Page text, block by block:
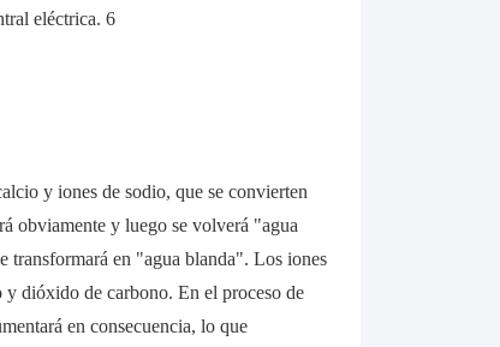
y iones de sodio, que se convierten
obviamente y luego se volverá "agua
transformará en "agua blanda". Los iones
dióxido de carbono. En el proceso de
en consecuencia, lo que